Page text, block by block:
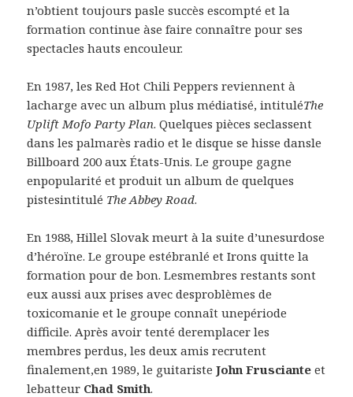
n’obtient toujours pasle succès escompté et la
formation continue àse faire connaître pour ses
spectacles hauts encouleur.
En 1987, les Red Hot Chili Peppers reviennent à
lacharge avec un album plus médiatisé, intituléThe
Uplift Mofo Party Plan. Quelques pièces seclassent
dans les palmarès radio et le disque se hisse dansle
Billboard 200 aux États-Unis. Le groupe gagne
enpopularité et produit un album de quelques
pistesintitulé The Abbey Road.
En 1988, Hillel Slovak meurt à la suite d’unesurdose
d’héroïne. Le groupe estébranlé et Irons quitte la
formation pour de bon. Lesmembres restants sont
eux aussi aux prises avec desproblèmes de
toxicomanie et le groupe connaît unepériode
difficile. Après avoir tenté deremplacer les
membres perdus, les deux amis recrutent
finalement,en 1989, le guitaristeJohn Frusciante et
lebatteur Chad Smith.